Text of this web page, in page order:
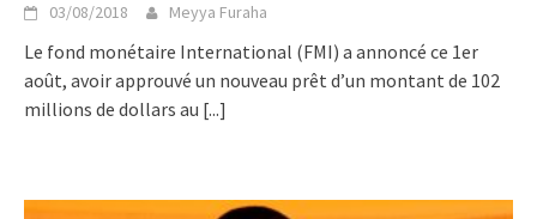
03/08/2018 Meyya Furaha
Le fond monétaire International (FMI) a annoncé ce 1er
août, avoir approuvé un nouveau prêt d’un montant de 102
millions de dollars au [...]